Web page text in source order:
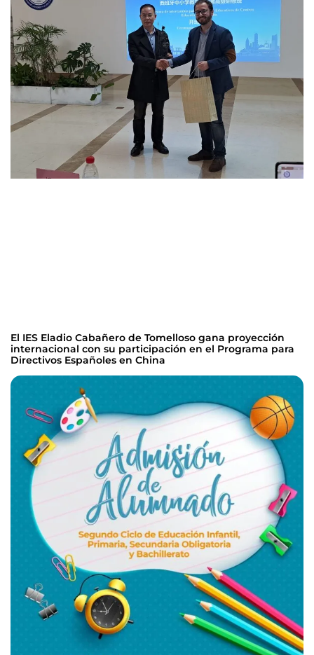
El IES Eladio Cabañero de Tomelloso gana proyección
internacional con su participación en el Programa para
Directivos Españoles en China